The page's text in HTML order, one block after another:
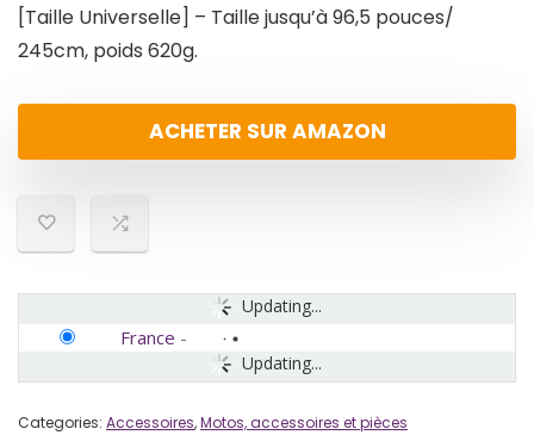
[Taille Universelle] – Taille jusqu’à 96,5 pouces/
245cm, poids 620g.
ACHETER SUR AMAZON
Updating...
Updating...
France -
Categories: Accessoires,Motos, accessoires et pièces